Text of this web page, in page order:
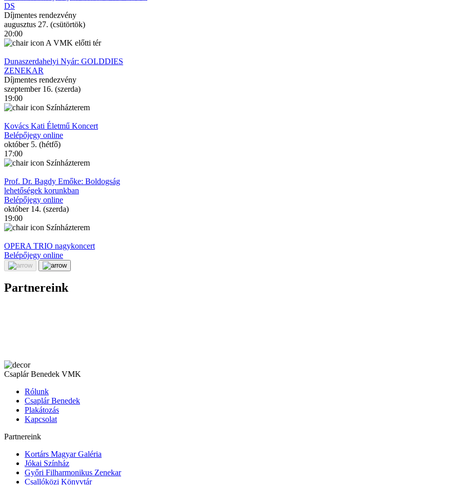
DS
Díjmentes rendezvény
augusztus 27. (csütörtök)
20:00
A VMK előtti tér
Dunaszerdahelyi Nyár: GOLDDIES
ZENEKAR
Díjmentes rendezvény
szeptember 16. (szerda)
19:00
Színházterem
Kovács Kati Életmű Koncert
Belépőjegy online
október 5. (hétfő)
17:00
Színházterem
Prof. Dr. Bagdy Emőke: Boldogság
lehetőségek korunkban
Belépőjegy online
október 14. (szerda)
19:00
Színházterem
OPERA TRIO nagykoncert
Belépőjegy online
Partnereink
Csaplár Benedek VMK
Rólunk
Csaplár Benedek
Plakátozás
Kapcsolat
Partnereink
Kortárs Magyar Galéria
Jókai Színház
Győri Filharmonikus Zenekar
Csallóközi Könyvtár